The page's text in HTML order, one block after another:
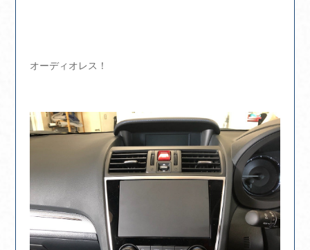
オーディオレス！